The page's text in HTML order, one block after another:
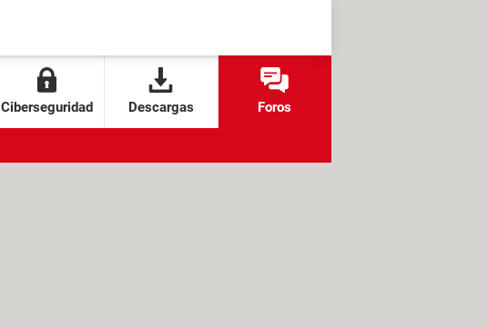
Ciberseguridad Descargas Foros